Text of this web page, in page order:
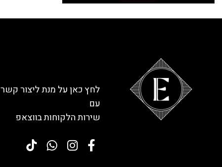
לחץ כאן על מנת ליצור קשר
עם
שירות הלקוחות בווצאפ